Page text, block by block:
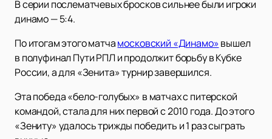
В серии послематчевых бросков сильнее были игроки
динамо — 5:4.
По итогам этого матчамосковский «Динамо»вышел
в полуфинал Пути РПЛ и продолжит борьбу в Кубке
России, а для «Зенита» турнир завершился.
Эта победа «бело-голубых» в матчах с питерской
командой, стала для них первой с 2010 года. До этого
«Зениту» удалось трижды победить и 1 раз сыграть